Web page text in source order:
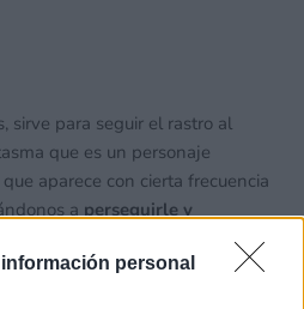
personal
sirve para seguir el rastro al
que es un personaje
aparece con cierta frecuencia
a perseguirle y
objetivo en algunos niveles.
las huellas del perrete y delata